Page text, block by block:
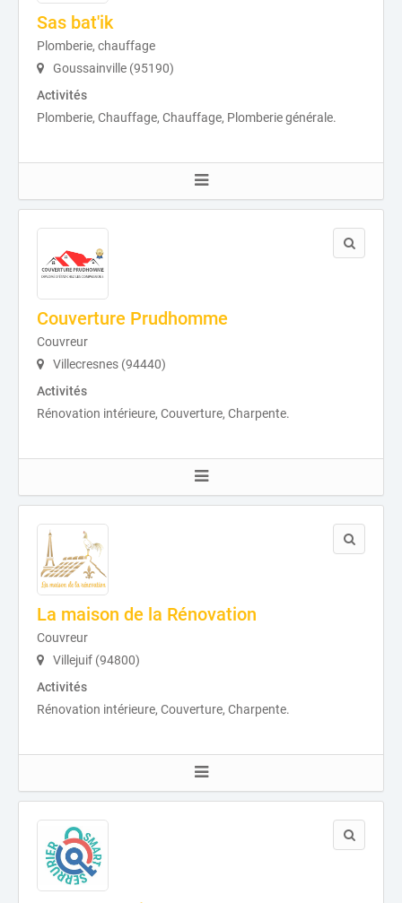
Sas bat'ik
Plomberie, chauffage
Goussainville (95190)
Activités
Plomberie, Chauffage, Chauffage, Plomberie générale.
Couverture Prudhomme
Couvreur
Villecresnes (94440)
Activités
Rénovation intérieure, Couverture, Charpente.
La maison de la Rénovation
Couvreur
Villejuif (94800)
Activités
Rénovation intérieure, Couverture, Charpente.